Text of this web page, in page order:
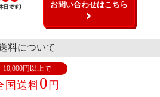
お問い合わせはこちら
料について
10,000円以上で
国送料0 円